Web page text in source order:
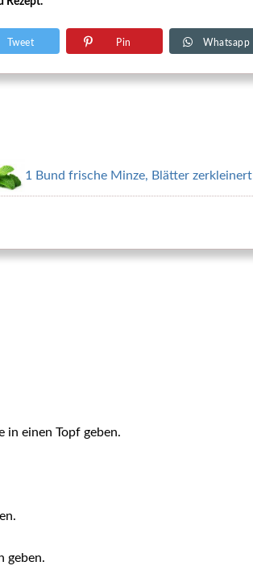
Tweet Pin Whatsapp
1 Bund frische Minze, Blätter zerkleinert
einen Topf geben.
geben.